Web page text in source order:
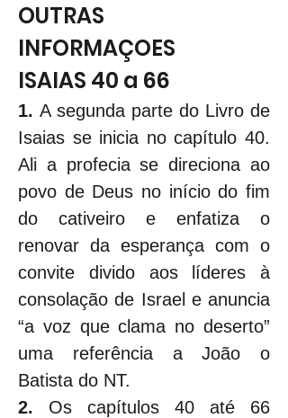
OUTRAS
INFORMAÇOES
ISAIAS 40 a 66
1. A segunda parte do Livro de
Isaias se inicia no capítulo 40.
Ali a profecia se direciona ao
povo de Deus no início do fim
do cativeiro e enfatiza o
renovar da esperança com o
convite divido aos líderes à
consolação de Israel e anuncia
“a voz que clama no deserto”
uma referência a João o
Batista do NT.
2. Os capítulos 40 até 66